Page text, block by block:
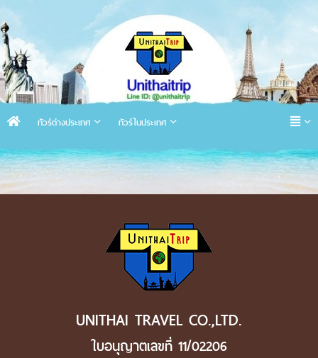
ทัวร์ต่างประเทศ ทัวร์ในประเทศ
UNITHAI TRAVEL CO.,LTD.
ใบอนุญาตเลขที่ 11/02206